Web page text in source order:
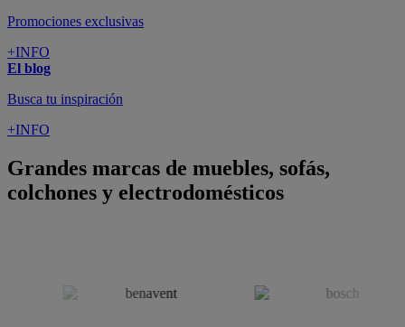
Promociones exclusivas
+INFO
El blog
Busca tu inspiración
+INFO
Grandes marcas de muebles, sofás,
colchones y electrodomésticos